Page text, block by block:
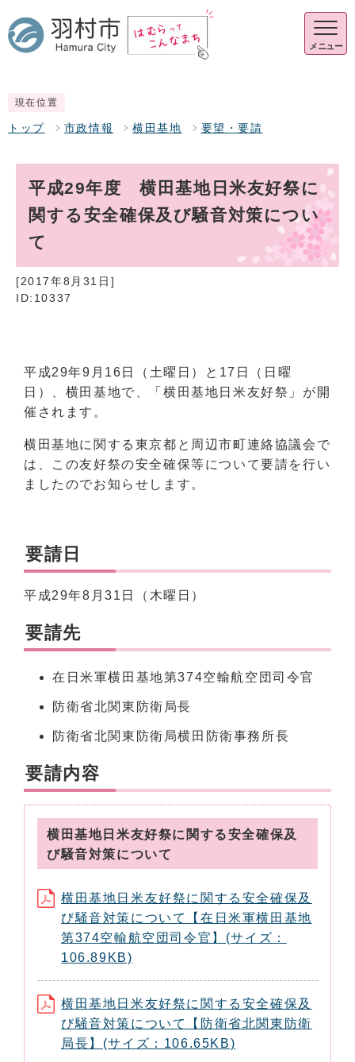
メニュー
現在位置
トップ 市政情報 横田基地 要望・要請
平成29年度 横田基地日米友好祭に
関する安全確保及び騒音対策につい
て
[2017年8月31日]
ID:10337
平成29年9月16日（土曜日）と17日（日曜
日）、横田基地で、「横田基地日米友好祭」が開
催されます。
横田基地に関する東京都と周辺市町連絡協議会で
は、この友好祭の安全確保等について要請を行い
ましたのでお知らせします。
要請日
平成29年8月31日（木曜日）
要請先
在日米軍横田基地第374空輸航空団司令官
防衛省北関東防衛局長
防衛省北関東防衛局横田防衛事務所長
要請内容
横田基地日米友好祭に関する安全確保及
び騒音対策について
横田基地日米友好祭に関する安全確保及
び騒音対策について【在日米軍横田基地
第374空輸航空団司令官】(サイズ：
106.89KB)
横田基地日米友好祭に関する安全確保及
び騒音対策について【防衛省北関東防衛
局長】(サイズ：106.65KB)